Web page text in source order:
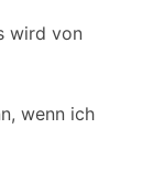
wird von
wenn ich